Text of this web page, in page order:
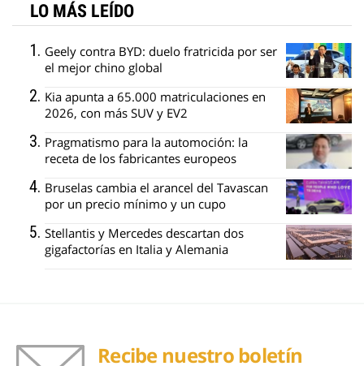
LO MÁS LEÍDO
Geely contra BYD: duelo fratricida por ser
el mejor chino global
Kia apunta a 65.000 matriculaciones en
2026, con más SUV y EV2
Pragmatismo para la automoción: la
receta de los fabricantes europeos
Bruselas cambia el arancel del Tavascan
por un precio mínimo y un cupo
Stellantis y Mercedes descartan dos
gigafactorías en Italia y Alemania
Recibe nuestro boletín